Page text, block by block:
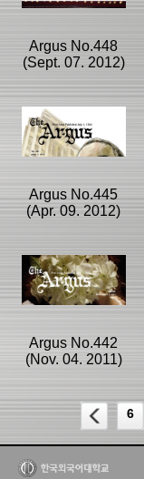
|
2018/02/21
Argus No.448
(Sept. 07. 2012)
분류명 : The
Argus
|
2018/02/21
Argus No.445
(Apr. 09. 2012)
분류명 : The
Argus
|
등록일 :
2018/02/21
|
Argus No.442
(Nov. 04. 2011)
분류명 : The
6